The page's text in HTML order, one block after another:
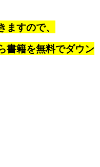
すので、
書籍を無料でダウン